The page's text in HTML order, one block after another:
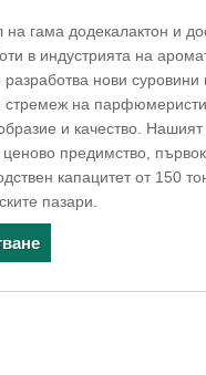
гама додекалактон и
в индустрията на
нови суровини
стремеж на
и качество.
предимство,
капацитет от 150
пазари.